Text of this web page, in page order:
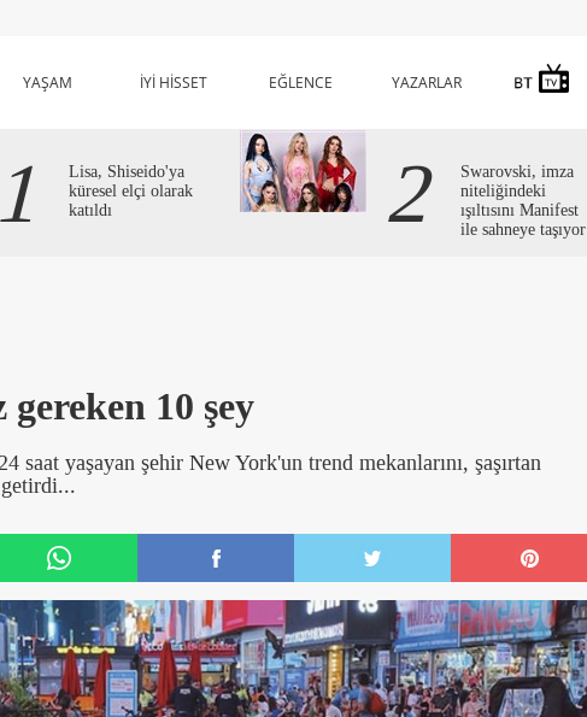
YAŞAM İYİ HİSSET EĞLENCE YAZARLAR
1
Lisa, Shiseido'ya
küresel elçi olarak
katıldı
2
Swarovski, imza
niteliğindeki
ışıltısını Manifest
ile sahneye taşıyor
10 şey
yaşayan şehir New York'un trend mekanlarını, şaşırtan